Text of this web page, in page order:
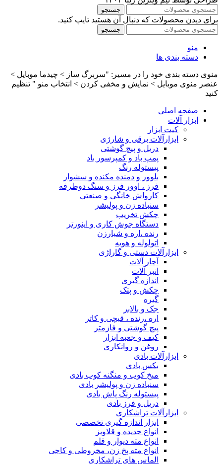
جستجو
برای دیدن محصولات که دنبال آن هستید تایپ کنید.
جستجو
منو
دسته بندی ها
منوی دسته بندی خود را در مسیر: "سربرگ ساز > چیدما موبایل >
عنصر منوی موبایل > نمایش و مخفی کردن > انتخاب منو " تنظیم
کنید
صفحه اصلی
ابزار آلات
کیت ابزار
ابزارآلات برقی و شارژی
دریل و پیچ گوشتی
پمپ باد و کمپرسور باد
پیستوله رنگ
بلوور و دمنده مکنده و سشوار
فرز ، اوور فرز و سنگ دوطرفه
کارواش خانگی و صنعتی
سنباده زن و پولیشر
چکش تخریب
دستگاه جوش کاری و اینورتر
رنده ،اره و شیارزن
اتولوله و هویه
ابزارآلات دستی و گاراژی
آچار آلات
انبر آلات
اندازه گیری
چکش و پتک
گیره
جک و بالابر
اره ،رنده ، قیچی و کاتر
پیچ گوشتی و فازمتر
کیف و جعبه ابزار
روغن و روانکاری
ابزارآلات بادی
بکس بادی
میخ کوب و منگنه کوب بادی
سنباده زن و پولیشر بادی
پیستوله رنگ پاش بادی
دریل و فرز بادی
ابزارآلات تراشکاری
ابزار اندازه گیری تخصصی
انواع حدیده و قلاویز
انواع مته دیوار و قلم
انواع مته پخ زن، مخروطی و کاجی
الماس های تراشکاری